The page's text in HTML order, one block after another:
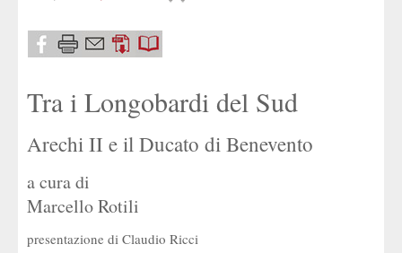
Tra i Longobardi del Sud
Arechi II e il Ducato di Benevento
a cura di
Marcello Rotili
presentazione di Claudio Ricci